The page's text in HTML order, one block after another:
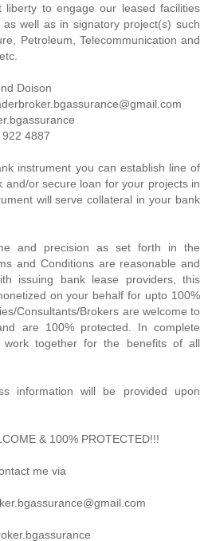
liberty to engage our leased facilities
well as in signatory project(s) such
Petroleum, Telecommunication and
Doison
4887
instrument you can establish line of
and/or secure loan for your projects in
will serve collateral in your bank
and precision as set forth in the
and Conditions are reasonable and
issuing bank lease providers, this
on your behalf for upto 100%
Consultants/Brokers are welcome to
are 100% protected. In complete
work together for the benefits of all
information will be provided upon
& 100% PROTECTED!!!
me via